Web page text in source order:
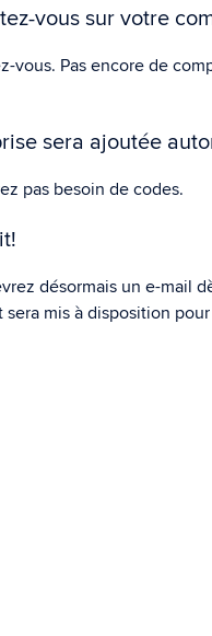
vous sur votre
vous. Pas encore de
sera ajoutée
pas besoin de codes.
désormais un e-mail
mis à disposition